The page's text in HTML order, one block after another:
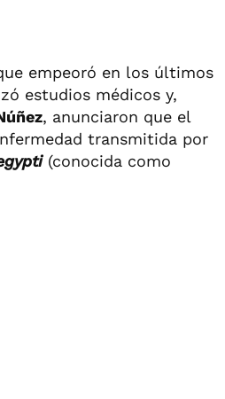
empeoró en los últimos
estudios médicos y,
, anunciaron que el
transmitida por
(conocida como